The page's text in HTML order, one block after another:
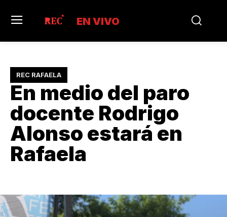
EN VIVO
REC RAFAELA
En medio del paro
docente Rodrigo
Alonso estará en
Rafaela